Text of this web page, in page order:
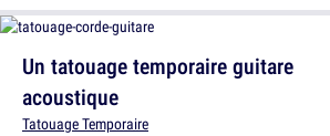
Un tatouage temporaire guitare
acoustique
Tatouage Temporaire